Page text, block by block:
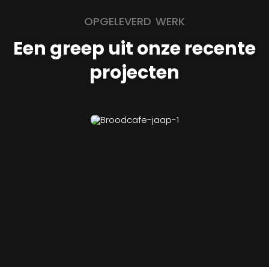
OPGELEVERD WERK
Een greep uit onze recente
projecten